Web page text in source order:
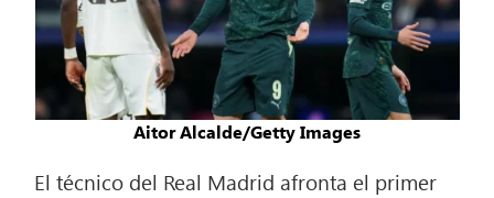
Aitor Alcalde/Getty Images
El técnico del Real Madrid afronta el primer